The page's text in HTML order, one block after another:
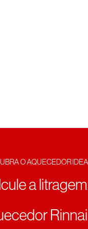
O AQUECEDOR
a
Rinnai